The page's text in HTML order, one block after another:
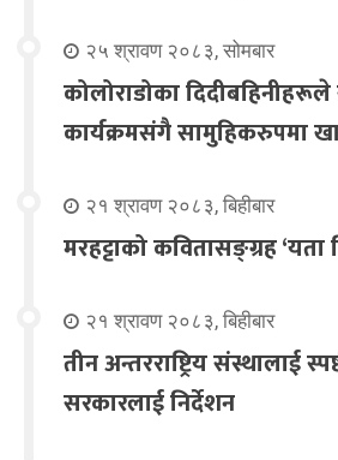
२५ श्रावण २०८३, सोमबार
कोलोराडोका
कार्यक्रमसंगै सामुहिकरुपमा
२१ श्रावण २०८३, बिहीबार
मरहट्टाको कवितासङ्ग्रह ‘यता
२१ श्रावण २०८३, बिहीबार
तीन अन्तरराष्ट्रिय संस्थालाई
सरकारलाई निर्देशन